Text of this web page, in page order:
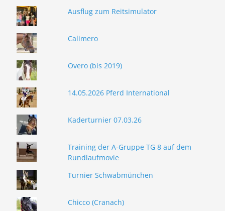
Ausflug zum Reitsimulator
Calimero
Overo (bis 2019)
14.05.2026 Pferd International
Kaderturnier 07.03.26
Training der A-Gruppe TG 8 auf dem
Rundlaufmovie
Turnier Schwabmünchen
Chicco (Cranach)